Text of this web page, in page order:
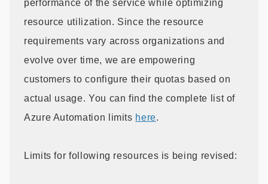
performance of the service while optimizing
resource utilization. Since the resource
requirements vary across organizations and
evolve over time, we are empowering
customers to configure their quotas based on
actual usage. You can find the complete list of
Azure Automation limits here.
Limits for following resources is being revised: